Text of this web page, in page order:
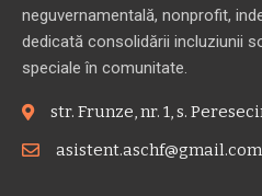
neguvernamentală, nonprofit,
dedicată consolidării incluziunii
speciale în comunitate.
str. Frunze, nr. 1, s.
asistent.aschf@gmail.com